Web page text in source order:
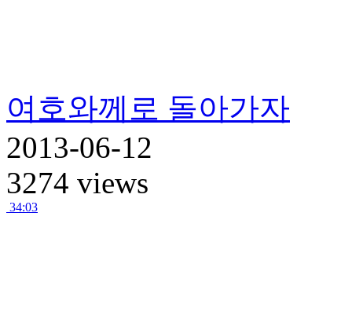
여호와께로 돌아가자
2013-06-12
3274 views
34:03